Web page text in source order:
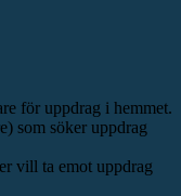
för uppdrag i hemmet.
som söker uppdrag
vill ta emot uppdrag